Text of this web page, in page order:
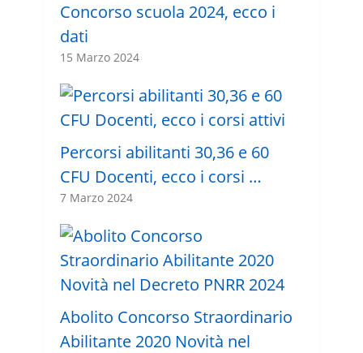
Concorso scuola 2024, ecco i
dati
15 Marzo 2024
Percorsi abilitanti 30,36 e 60
CFU Docenti, ecco i corsi …
7 Marzo 2024
Abolito Concorso Straordinario
Abilitante 2020 Novità nel